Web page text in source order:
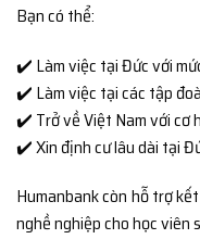
Bạn có thể:
✔️ Làm việc tại Đức với
✔️ Làm việc tại các tập
✔️ Trở về Việt Nam với cơ
✔️ Xin định cư lâu dài tại
Humanbank còn hỗ trợ
nghề nghiệp cho học viên